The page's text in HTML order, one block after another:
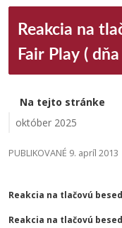
Reakcia na
Fair Play (
Na tejto stránke
október 2025
PUBLIKOVANÉ 9. apríl 2013
Reakcia na tlačovú
Reakcia na tlačovú